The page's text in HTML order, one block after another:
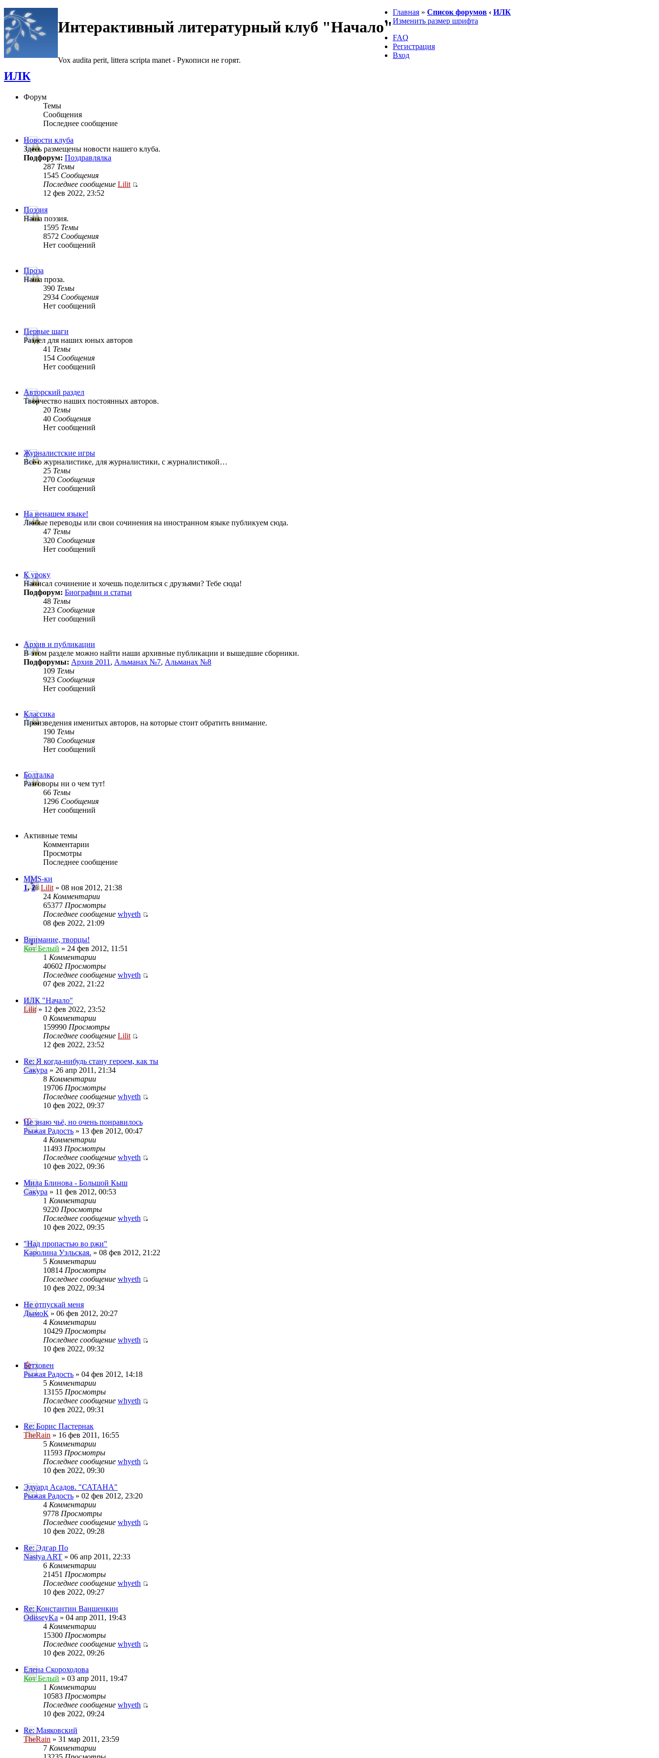
Интерактивный литературный клуб "Начало"
Vox audita perit, littera scripta manet - Рукописи не горят.
Главная » Список форумов ‹ ИЛК
Изменить размер шрифта
FAQ
Регистрация
Вход
ИЛК
Форум
Темы
Сообщения
Последнее сообщение
Новости клуба
Здесь размещены новости нашего клуба.
Подфорум: Поздравлялка
287 Темы
1545 Сообщения
Последнее сообщение Lilit
12 фев 2022, 23:52
Поэзия
Наша поэзия.
1595 Темы
8572 Сообщения
Нет сообщений
Проза
Наша проза.
390 Темы
2934 Сообщения
Нет сообщений
Первые шаги
Раздел для наших юных авторов
41 Темы
154 Сообщения
Нет сообщений
Авторский раздел
Творчество наших постоянных авторов.
20 Темы
40 Сообщения
Нет сообщений
Журналистские игры
Всё о журналистике, для журналистики, с журналистикой…
25 Темы
270 Сообщения
Нет сообщений
На ненашем языке!
Любые переводы или свои сочинения на иностранном языке публикуем сюда.
47 Темы
320 Сообщения
Нет сообщений
К уроку
Написал сочинение и хочешь поделиться с друзьями? Тебе сюда!
Подфорум: Биографии и статьи
48 Темы
223 Сообщения
Нет сообщений
Архив и публикации
В этом разделе можно найти наши архивные публикации и вышедшие сборники.
Подфорумы: Архив 2011 , Альманах №7, Альманах №8
109 Темы
923 Сообщения
Нет сообщений
Классика
Произведения именитых авторов, на которые стоит обратить внимание.
190 Темы
780 Сообщения
Нет сообщений
Болталка
Разговоры ни о чем тут!
66 Темы
1296 Сообщения
Нет сообщений
Активные темы
Комментарии
Просмотры
Последнее сообщение
MMS-ки
1,2 Lilit » 08 ноя 2012, 21:38
24 Комментарии
65377 Просмотры
Последнее сообщение whyeth
08 фев 2022, 21:09
Внимание, творцы!
Кот Белый » 24 фев 2012, 11:51
1 Комментарии
40602 Просмотры
Последнее сообщение whyeth
07 фев 2022, 21:22
ИЛК "Начало"
Lilit» 12 фев 2022, 23:52
0 Комментарии
159990 Просмотры
Последнее сообщение Lilit
12 фев 2022, 23:52
Re: Я когда-нибудь стану героем, как ты
Сакура » 26 апр 2011, 21:34
8 Комментарии
19706 Просмотры
Последнее сообщение whyeth
10 фев 2022, 09:37
Не знаю чьё, но очень понравилось
Рыжая Радость » 13 фев 2012, 00:47
4 Комментарии
11493 Просмотры
Последнее сообщение whyeth
10 фев 2022, 09:36
Мила Блинова - Большой Кыш
Сакура » 11 фев 2012, 00:53
1 Комментарии
9220 Просмотры
Последнее сообщение whyeth
10 фев 2022, 09:35
"Над пропастью во ржи"
Kaролина Уэльская. » 08 фев 2012, 21:22
5 Комментарии
10814 Просмотры
Последнее сообщение whyeth
10 фев 2022, 09:34
Не отпускай меня
ДымоК » 06 фев 2012, 20:27
4 Комментарии
10429 Просмотры
Последнее сообщение whyeth
10 фев 2022, 09:32
Бетховен
Рыжая Радость » 04 фев 2012, 14:18
5 Комментарии
13155 Просмотры
Последнее сообщение whyeth
10 фев 2022, 09:31
Re: Борис Пастернак
TheRain » 16 фев 2011, 16:55
5 Комментарии
11593 Просмотры
Последнее сообщение whyeth
10 фев 2022, 09:30
Эдуард Асадов. "САТАНА"
Рыжая Радость » 02 фев 2012, 23:20
4 Комментарии
9778 Просмотры
Последнее сообщение whyeth
10 фев 2022, 09:28
Re: Эдгар По
Nastya ART » 06 апр 2011, 22:33
6 Комментарии
21451 Просмотры
Последнее сообщение whyeth
10 фев 2022, 09:27
Re: Константин Ваншенкин
OdisseyKa » 04 апр 2011, 19:43
4 Комментарии
15300 Просмотры
Последнее сообщение whyeth
10 фев 2022, 09:26
Елена Скороходова
Кот Белый » 03 апр 2011, 19:47
1 Комментарии
10583 Просмотры
Последнее сообщение whyeth
10 фев 2022, 09:24
Re: Маяковский
TheRain » 31 мар 2011, 23:59
7 Комментарии